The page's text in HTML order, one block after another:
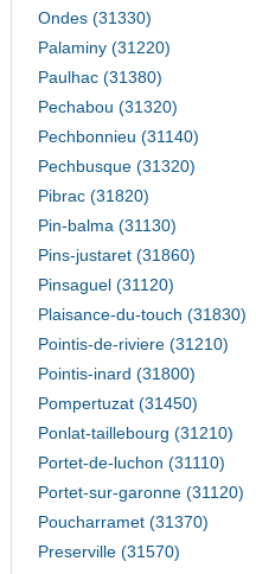
Ondes (31330)
Palaminy (31220)
Paulhac (31380)
Pechabou (31320)
Pechbonnieu (31140)
Pechbusque (31320)
Pibrac (31820)
Pin-balma (31130)
Pins-justaret (31860)
Pinsaguel (31120)
Plaisance-du-touch (31830)
Pointis-de-riviere (31210)
Pointis-inard (31800)
Pompertuzat (31450)
Ponlat-taillebourg (31210)
Portet-de-luchon (31110)
Portet-sur-garonne (31120)
Poucharramet (31370)
Preserville (31570)